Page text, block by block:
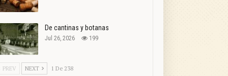
De cantinas y botanas
Jul 26, 2026 199
PREV NEXT 1 De 238